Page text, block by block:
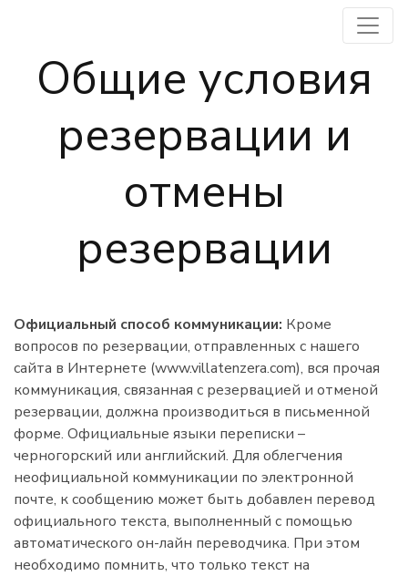
Общие условия
резервации и
отмены
резервации
Официальный способ коммуникации: Кроме
вопросов по резервации, отправленных с нашего
сайта в Интернете (www.villatenzera.com), вся прочая
коммуникация, связанная с резервацией и отменой
резервации, должна производиться в письменной
форме. Официальные языки переписки –
черногорский или английский. Для облегчения
неофициальной коммуникации по электронной
почте, к сообщению может быть добавлен перевод
официального текста, выполненный с помощью
автоматического он-лайн переводчика. При этом
необходимо помнить, что только текст на